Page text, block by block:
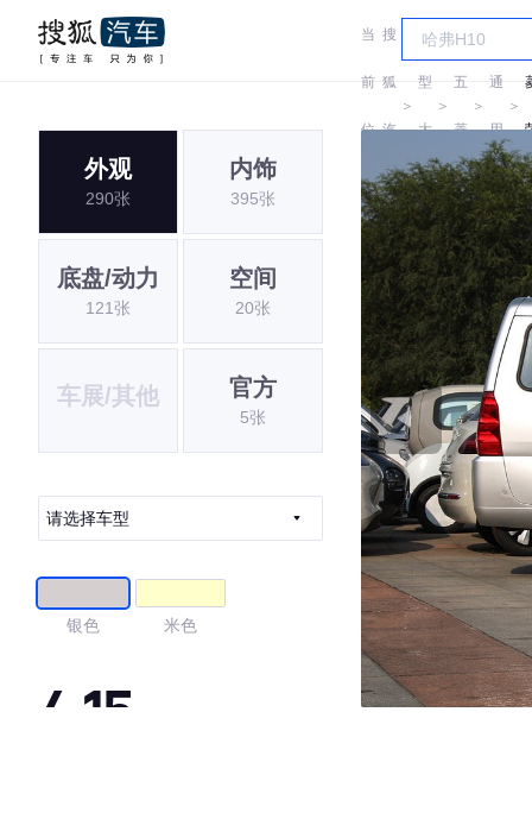
当
前
位
置:
搜
狐
汽
车
＞
车
型
大
全
＞
五
菱
＞
通
用
五
菱
＞
外观
290张
内饰
395张
底盘/动力
121张
空间
20张
车展/其他 官方
5张
请选择车型
银色 米色
4.15